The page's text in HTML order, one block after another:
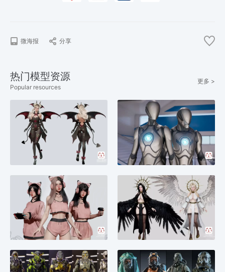
微海报 分享
热门模型资源
Popular resources
更多 >